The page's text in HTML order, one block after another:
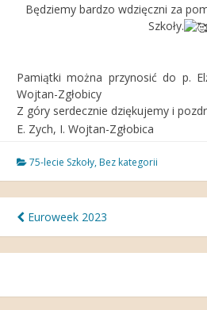
Będziemy bardzo wdzięczni za
Szkoły.
Pamiątki można przynosić do p.
Wojtan-Zgłobicy
Z góry serdecznie dziękujemy i
E. Zych, I. Wojtan-Zgłobica
75-lecie Szkoły, Bez kategorii
Nawigacja
wpisu
Euroweek 2023